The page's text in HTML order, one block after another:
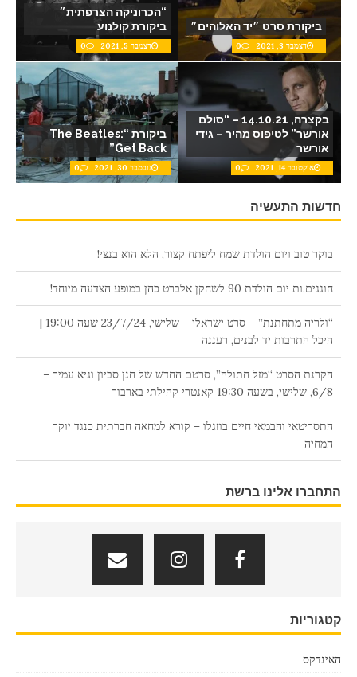
“הכרוניקה הצרפתית״
ביקורת קולנוע
דצמבר 5, 2021 0
ביקורת סרט ״יד האלוהים״
דצמבר 3, 2021 0
ביקורת “The Beatles:
Get Back”
נובמבר 30, 2021 0
בקצרה, 14.10.21 – “סולם
אורשר” לטיפוס מהיר – גידי
אורשר
אוקטובר 14, 2021 0
חדשות התעשיה
בוקר טוב ויום הולדת שמח ליפתח קצור, הלא הוא בנצי!
חוגגים.ות יום הולדת 90 לשחקן אלברט כהן במופע הצדעה מיוחד!
“ולריה מתחתנת” – סרט ישראלי – שלישי, 23/7/24 שעה 19:00 |
היכל התרבות יד לבנים, רעננה
הקרנת הסרט “מזל חתולה”, סרטם החדש של חנן סביון וגיא עמיר –
6/8, שלישי, בשעה 19:30 קאנטרי קהילתי בארבור
התסריטאי והבמאי חיים בוזגלו – קורא למחאה חברתית כנגד יוקר
המחיה
מעצבות התלבושות והמלבישות – תמי ורינה, רינה ותמי – התאומות הכי
84 !!!
התחברו אלינו ברשת
קטגוריות
האינדקס